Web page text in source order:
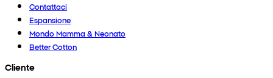
Contattaci
Espansione
Mondo Mamma & Neonato
Better Cotton
Cliente